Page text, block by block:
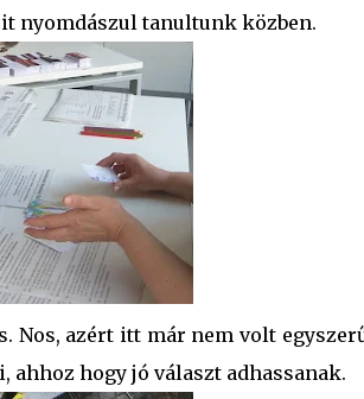
nyomdászul tanultunk közben.
Nos, azért itt már nem volt
hogy jó választ adhassanak.